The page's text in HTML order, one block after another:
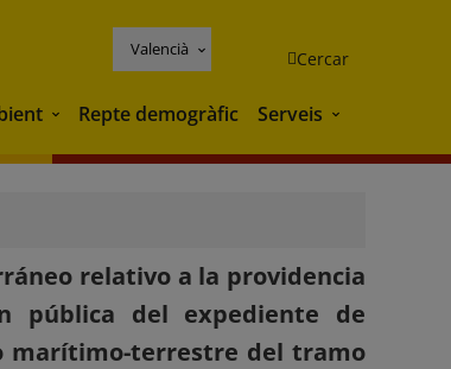
Valencià Cercar
Medi ambient
Repte demogràfic Serveis Serveis
relativo a la providencia
pública del expediente de
marítimo-terrestre del tramo